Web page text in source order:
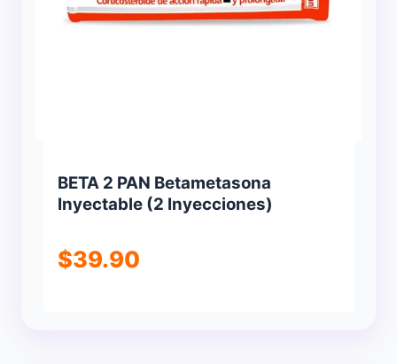
BETA 2 PAN Betametasona
Inyectable (2 Inyecciones)
$39.90